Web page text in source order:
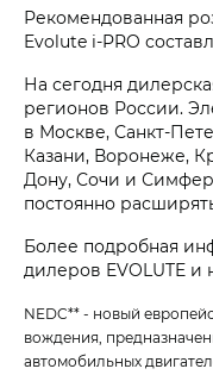
Рекомендованная
Evolute i‑PRO
На сегодня
регионов России.
в Москве, Санкт-
Казани, Воронеже,
Дону, Сочи и
постоянно
Более подробная
дилеров EVOLUTE и
NEDC** - новый
вождения,
автомобильных